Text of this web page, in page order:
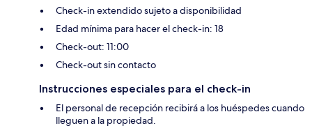
Check-in extendido sujeto a disponibilidad
Edad mínima para hacer el check-in: 18
Check-out: 11:00
Check-out sin contacto
Instrucciones especiales para el check-in
El personal de recepción recibirá a los huéspedes cuando
lleguen a la propiedad.